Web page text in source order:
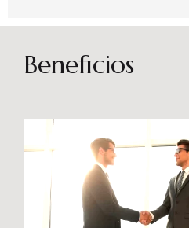
sostenibles en el tiempo.
especializado en
potencien su crecimiento
esperados combinando
prácticas y diversas
Beneficios